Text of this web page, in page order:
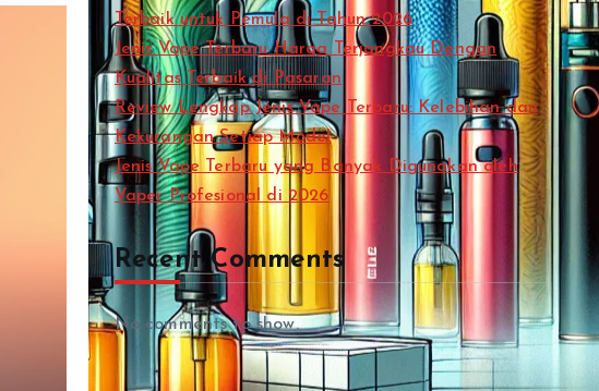
Terbaik untuk Pemula di Tahun 2026
Jenis Vape Terbaru Harga Terjangkau Dengan
Kualitas Terbaik di Pasaran
Review Lengkap Jenis Vape Terbaru: Kelebihan dan
Kekurangan Setiap Model
Jenis Vape Terbaru yang Banyak Digunakan oleh
Vaper Profesional di 2026
Recent Comments
No comments to show.